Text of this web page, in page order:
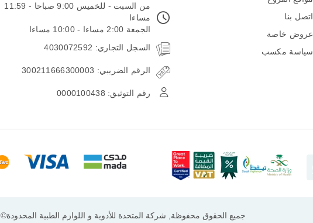
اتصل بنا
عروض خاصة
سياسة مكسب
من السبت - للخميس 9:00 صباحا - 11:59
مساءا
الجمعة 2:00 مساءا - 10:00 مساءا
السجل التجاري: 4030072592
الرقم الضريبي: 300211666300003
رقم التوثيق: 0000100438
جميع الحقوق محفوظة, شركة المتحدة للأدوية و اللوازم الطبية المحدودة©